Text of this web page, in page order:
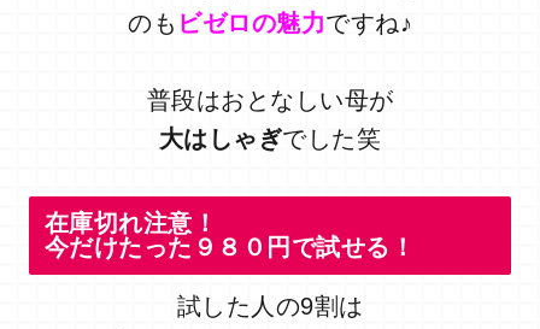
のも ビゼロの魅力ですね♪
普段はおとなしい母が
大はしゃぎでした笑
在庫切れ注意！
今だけたった９８０円で試せる！
試した人の9割は